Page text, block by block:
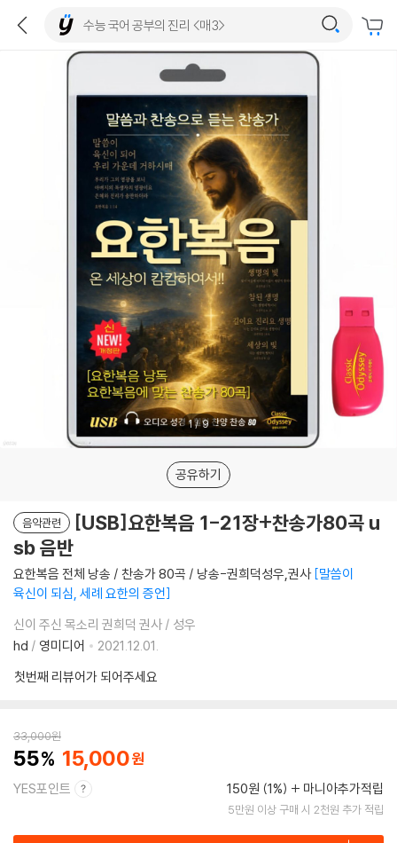
1/9
공유하기
음악관련
[USB]요한복음 1-21장+찬송가80곡 u
sb 음반
요한복음 전체 낭송 / 찬송가 80곡 / 낭송-권희덕성우,권사 말씀이
육신이 되심, 세례 요한의 증언
신이 주신 목소리 권희덕 권사 / 성우
hd / 영미디어
2021.12.01.
첫번째 리뷰어가 되어주세요
33,000원
55 15,000
YES포인트 150원 (1%) 마니아추가적립
5만원 이상 구매 시 2천원 추가 적립